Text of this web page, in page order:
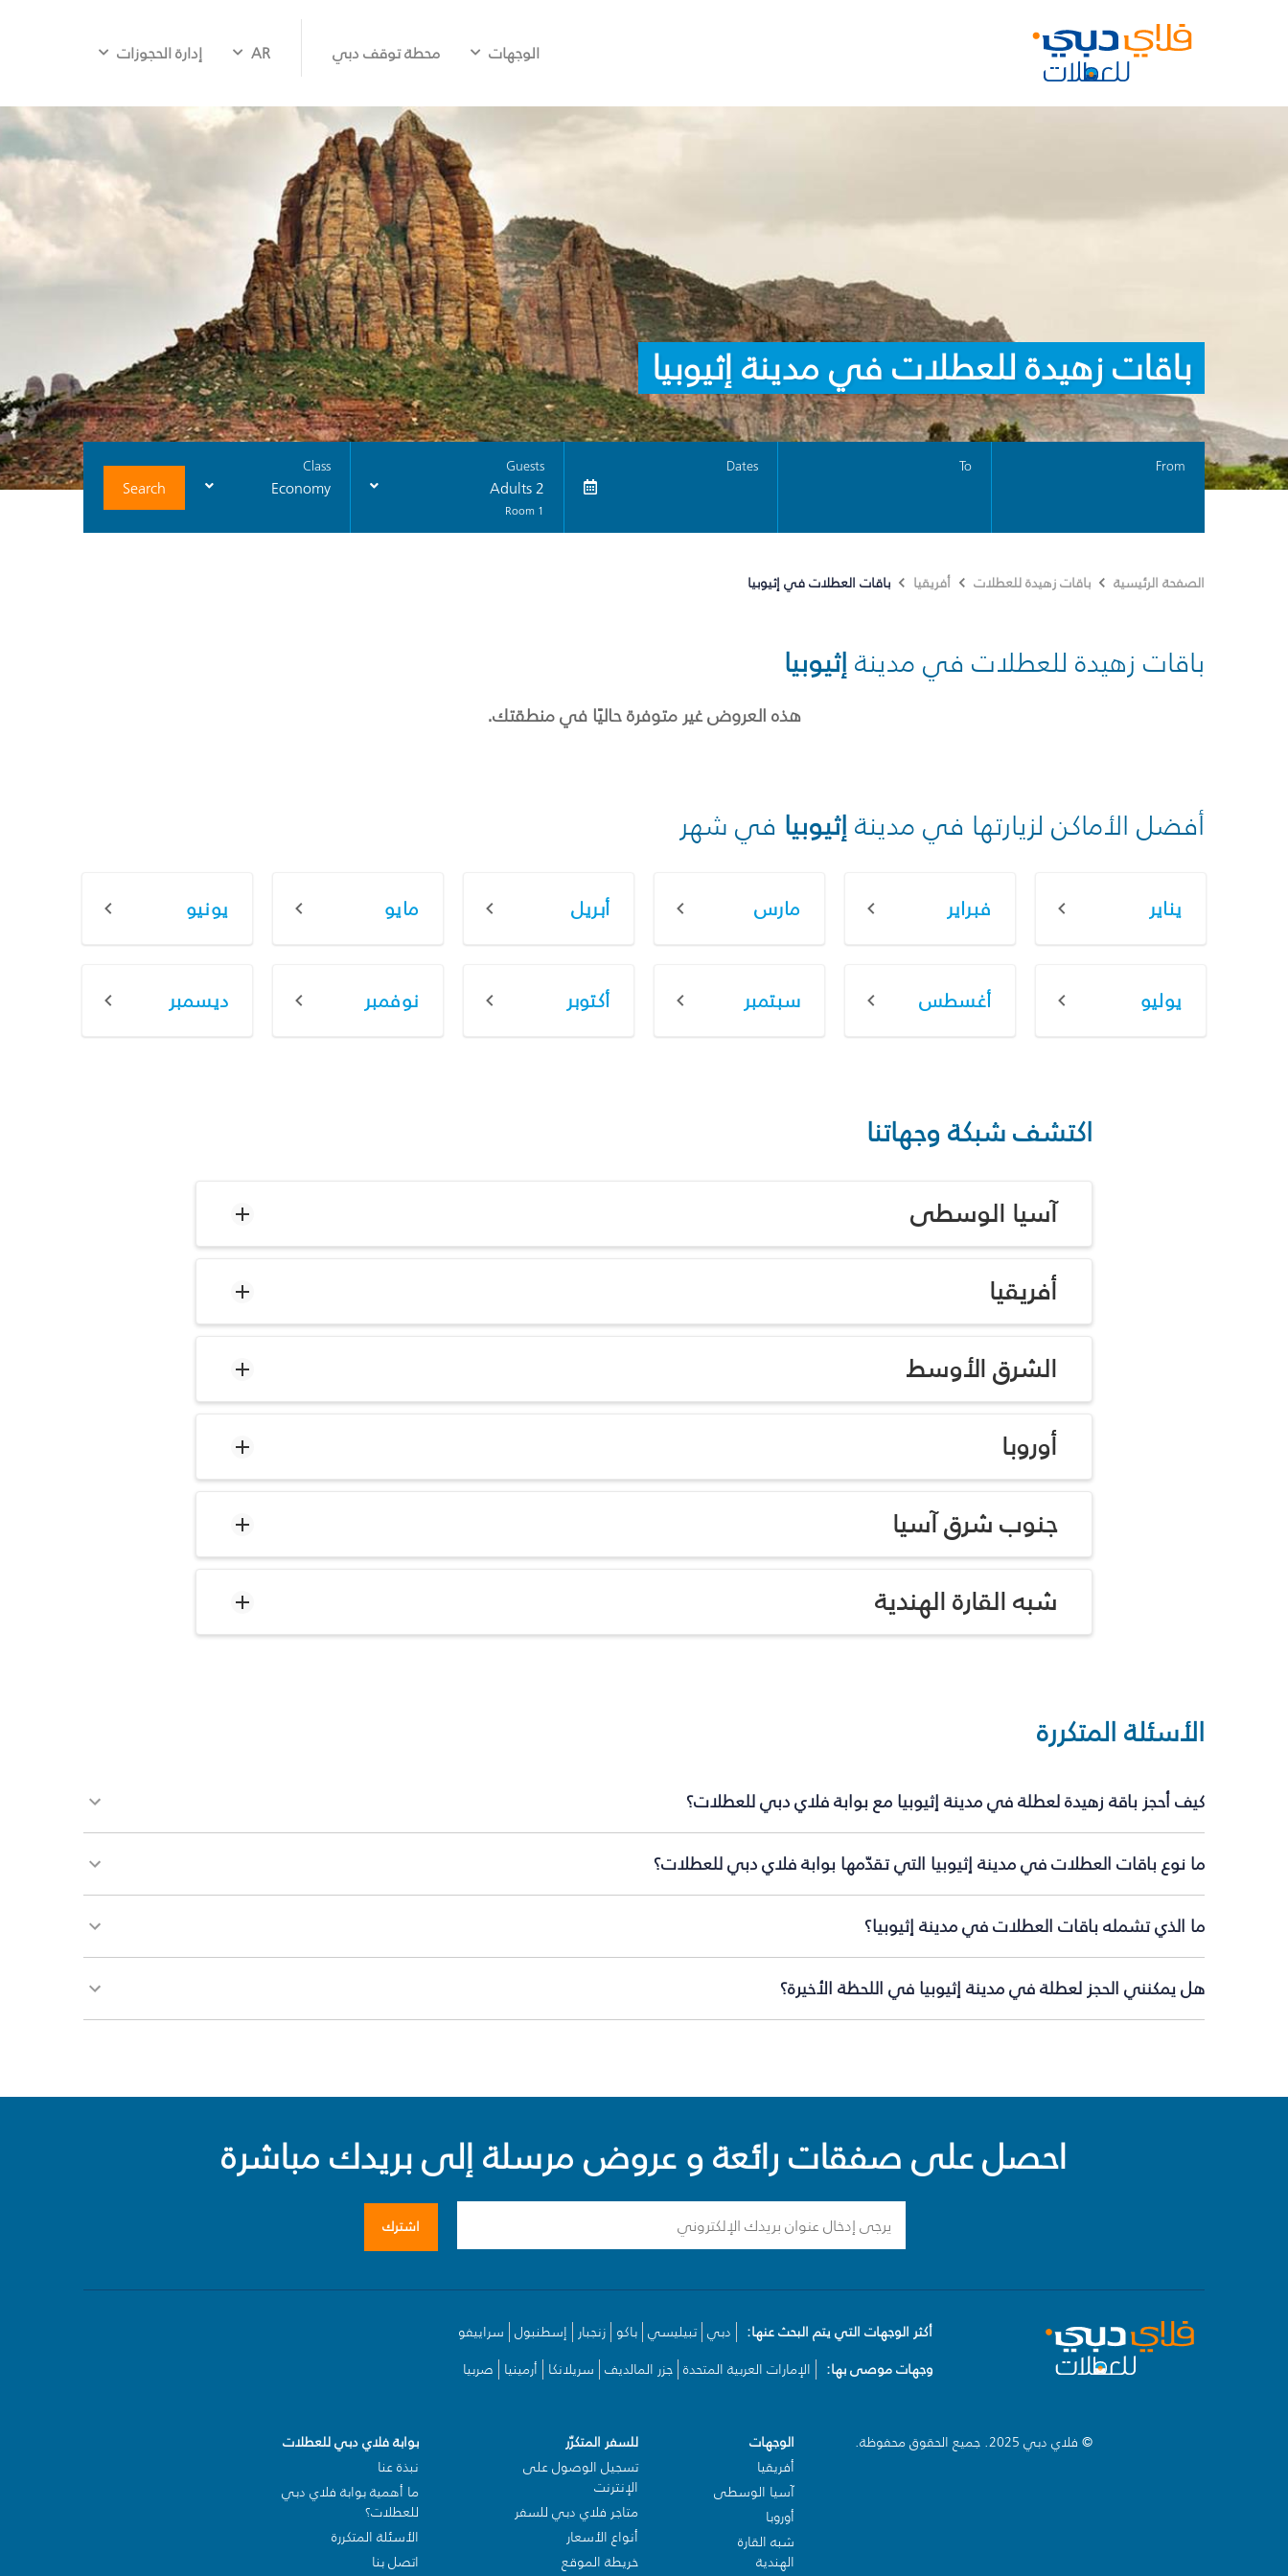
الوجهات محطة توقف دبي AR إدارة الحجوزات
باقات زهيدة للعطلات في مدينة إثيوبيا
From
To
Dates
Guests
2 Adults
1 Room
Class
Economy
Search
الصفحة الرئيسية باقات زهيدة للعطلات أفريقيا باقات العطلات في إثيوبيا
باقات زهيدة للعطلات في مدينةإثيوبيا
هذه العروض غير متوفرة حاليًا في منطقتك.
أفضل الأماكن لزيارتها في مدينةإثيوبيا في شهر
يناير فبراير مارس أبريل مايو يونيو
يوليو أغسطس سبتمبر أكتوبر نوفمبر ديسمبر
اكتشف شبكة وجهاتنا
آسيا الوسطى
أفريقيا
الشرق الأوسط
أوروبا
جنوب شرق آسيا
شبه القارة الهندية
الأسئلة المتكررة
كيف أحجز باقة زهيدة لعطلة في مدينة إثيوبيا مع بوابة فلاي دبي للعطلات؟
ما نوع باقات العطلات في مدينة إثيوبيا التي تقدّمها بوابة فلاي دبي للعطلات؟
ما الذي تشمله باقات العطلات في مدينة إثيوبيا؟
هل يمكنني الحجز لعطلة في مدينة إثيوبيا في اللحظة الأخيرة؟
احصل على صفقات رائعة و عروض مرسلة إلى بريدك مباشرة
اشترك
أكثر الوجهات التي يتم البحث عنها: دبي تبيليسي باكو زنجبار إسطنبول سراييفو
وجهات موصى بها:
الإمارات العربية المتحدة جزر المالديف سريلانكا أرمينيا صربيا
© فلاي دبي 2025. جميع الحقوق محفوظة.
الوجهات
أفريقيا
آسيا الوسطى
أوروبا
شبه القارة
الهندية
للسفر المتكرّر
تسجيل الوصول على
الإنترنت
متاجر فلاي دبي للسفر
أنواع الأسعار
خريطة الموقع
بوابة فلاي دبي للعطلات
نبذة عنا
ما أهمية بوابة فلاي دبي
للعطلات؟
الأسئلة المتكررة
اتصل بنا